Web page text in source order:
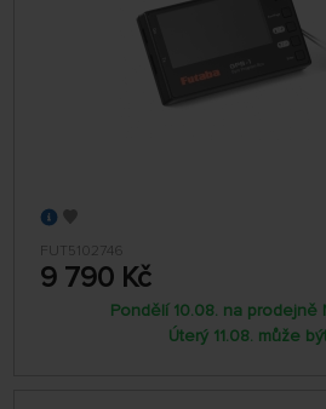
FUT5102746
9 790 Kč
Pondělí 10.08. na prodejně
Úterý 11.08. může